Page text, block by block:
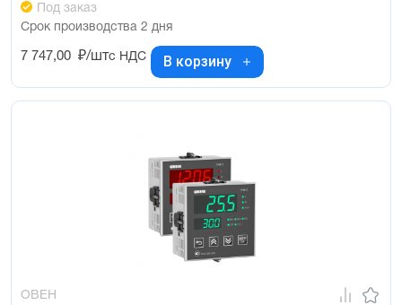
Под заказ
Срок производства 2 дня
7 747,00 ₽/штс НДС В корзину
ОВЕН